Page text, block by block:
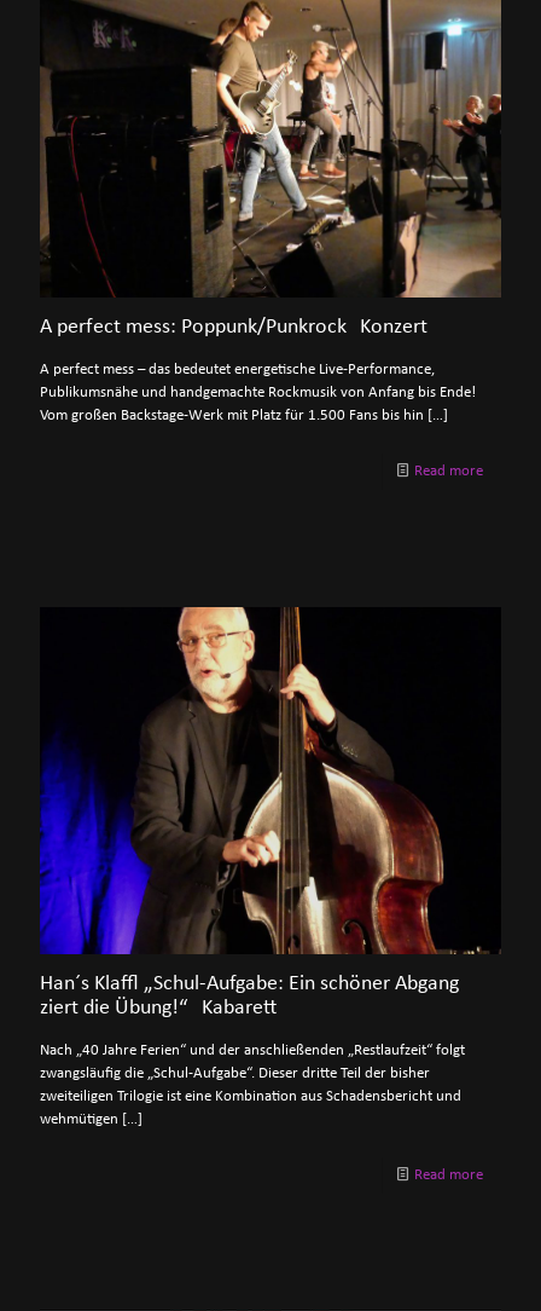
A perfect mess: Poppunk/Punkrock Konzert
A perfect mess – das bedeutet energetische Live-Performance,
Publikumsnähe und handgemachte Rockmusik von Anfang bis Ende!
Vom großen Backstage-Werk mit Platz für 1.500 Fans bis hin […]
Read more
Han´s Klaffl „Schul-Aufgabe: Ein schöner Abgang
ziert die Übung!“ Kabarett
Nach „40 Jahre Ferien“ und der anschließenden „Restlaufzeit“ folgt
zwangsläufig die „Schul-Aufgabe“. Dieser dritte Teil der bisher
zweiteiligen Trilogie ist eine Kombination aus Schadensbericht und
wehmütigen […]
Read more